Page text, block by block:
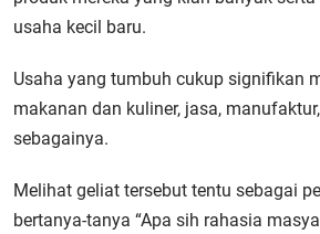
usaha kecil baru.
Usaha yang tumbuh cukup signifikan
makanan dan kuliner, jasa,
sebagainya.
Melihat geliat tersebut tentu sebagai
bertanya-tanya “Apa sih rahasia